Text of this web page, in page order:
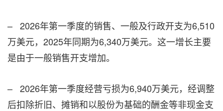
– 2026年第一季度的销售、一般及行政开支为6,510
万美元，2025年同期为6,340万美元。这一增长主要
是由于一般销售开支增加。
– 2026年第一季度经营亏损为6,940万美元，经调整
后扣除折旧、摊销和以股份为基础的酬金等非现金支